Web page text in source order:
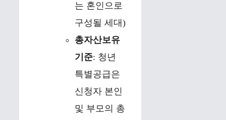
는 혼인으로
구성될 세대)
총자산보유
기준: 청년
특별공급은
신청자 본인
및 부모의 총